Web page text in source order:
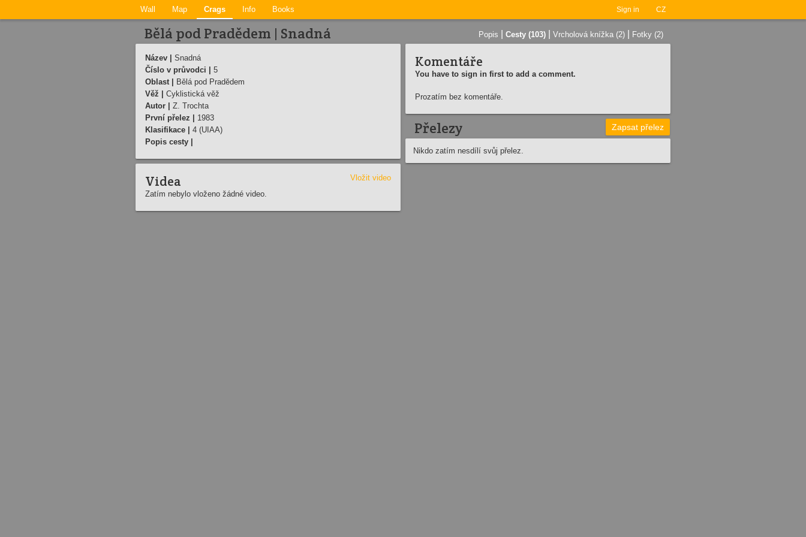
Sign in CZ
Wall Map Crags Info Books
Bělá pod Pradědem | Snadná Popis Cesty (103) Vrcholová knížka (2) Fotky (2)
Název |
Snadná
Číslo v průvodci |
5
Oblast |
Bělá pod Pradědem
Věž |
Cyklistická věž
Autor |
Z. Trochta
První přelez |
1983
Klasifikace |
4 (UIAA)
Popis cesty |
Videa
Vložit video
Zatím nebylo vloženo žádné video.
Komentáře
You have to sign in first to add a comment.
Prozatím bez komentáře.
Přelezy Zapsat přelez
Nikdo zatím nesdílí svůj přelez.